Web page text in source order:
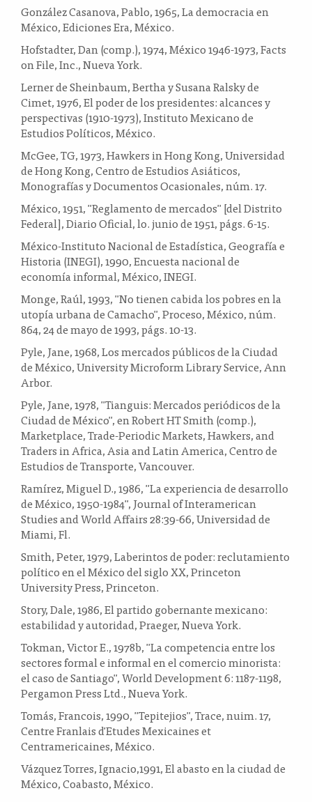
González Casanova, Pablo, 1965, La democracia en
México, Ediciones Era, México.
Hofstadter, Dan (comp.), 1974, México 1946-1973, Facts
on File, Inc., Nueva York.
Lerner de Sheinbaum, Bertha y Susana Ralsky de
Cimet, 1976, El poder de los presidentes: alcances y
perspectivas (1910-1973), Instituto Mexicano de
Estudios Políticos, México.
McGee, TG, 1973, Hawkers in Hong Kong, Universidad
de Hong Kong, Centro de Estudios Asiáticos,
Monografías y Documentos Ocasionales, núm. 17.
México, 1951, "Reglamento de mercados" [del Distrito
Federal], Diario Oficial, lo. junio de 1951, págs. 6-15.
México-Instituto Nacional de Estadística, Geografía e
Historia (INEGI), 1990, Encuesta nacional de
economía informal, México, INEGI.
Monge, Raúl, 1993, "No tienen cabida los pobres en la
utopía urbana de Camacho", Proceso, México, núm.
864, 24 de mayo de 1993, págs. 10-13.
Pyle, Jane, 1968, Los mercados públicos de la Ciudad
de México, University Microform Library Service, Ann
Arbor.
Pyle, Jane, 1978, "Tianguis: Mercados periódicos de la
Ciudad de México", en Robert HT Smith (comp.),
Marketplace, Trade-Periodic Markets, Hawkers, and
Traders in Africa, Asia and Latin America, Centro de
Estudios de Transporte, Vancouver.
Ramírez, Miguel D., 1986, "La experiencia de desarrollo
de México, 1950-1984", Journal of Interamerican
Studies and World Affairs 28:39-66, Universidad de
Miami, Fl.
Smith, Peter, 1979, Laberintos de poder: reclutamiento
político en el México del siglo XX, Princeton
University Press, Princeton.
Story, Dale, 1986, El partido gobernante mexicano:
estabilidad y autoridad, Praeger, Nueva York.
Tokman, Victor E., 1978b, "La competencia entre los
sectores formal e informal en el comercio minorista:
el caso de Santiago", World Development 6: 1187-1198,
Pergamon Press Ltd., Nueva York.
Tomás, Francois, 1990, "Tepitejios", Trace, nuim. 17,
Centre Franlais d'Etudes Mexicaines et
Centramericaines, México.
Vázquez Torres, Ignacio,1991, El abasto en la ciudad de
México, Coabasto, México.